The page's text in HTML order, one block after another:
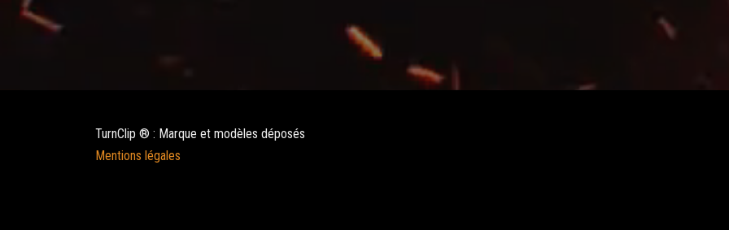
TurnClip ® : Marque et modèles déposés
Mentions légales